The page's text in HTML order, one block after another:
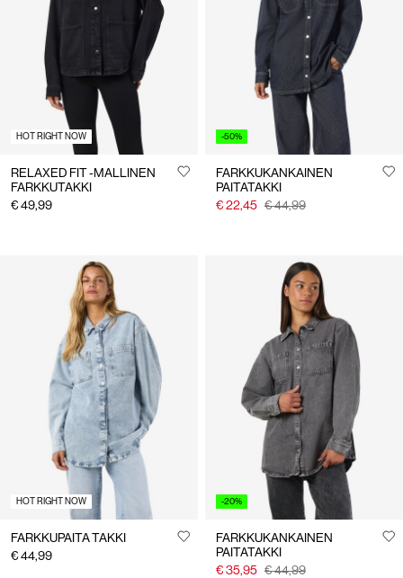
Suomi
suomi
HOT RIGHT NOW
RELAXED FIT -MALLINEN
FARKKUTAKKI
€ 49,99
-50%
FARKKUKANKAINEN
PAITATAKKI
€ 22,45 € 44,99
HOT RIGHT NOW
FARKKUPAITA TAKKI
€ 44,99
-20%
FARKKUKANKAINEN
PAITATAKKI
€ 35,95 € 44,99